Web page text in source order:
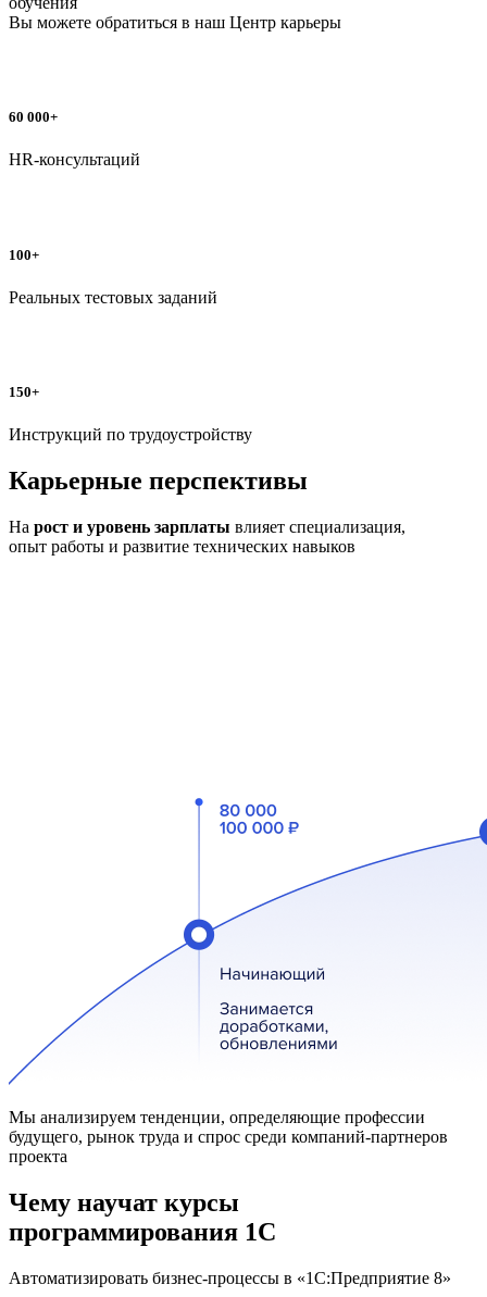
Вы можете обратиться в наш Центр карьеры
60 000+
HR-консультаций
100+
Реальных тестовых заданий
150+
Инструкций по трудоустройству
Карьерные перспективы
На рост и уровень зарплаты влияет специализация,
опыт работы и развитие технических навыков
Мы анализируем тенденции, определяющие профессии
будущего, рынок труда и спрос среди компаний-партнеров
проекта
Чему научат курсы
программирования 1С
Автоматизировать бизнес-процессы в «1С:Предприятие 8»